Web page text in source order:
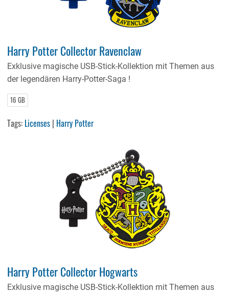
Harry Potter Collector Ravenclaw
Exklusive magische USB-Stick-Kollektion mit Themen aus
der legendären Harry-Potter-Saga !
16 GB
Tags: Licenses | Harry Potter
Harry Potter Collector Hogwarts
Exklusive magische USB-Stick-Kollektion mit Themen aus